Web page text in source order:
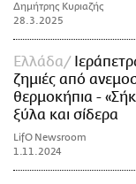
Δημήτρης Κυριαζής
28.3.2025
Ελλάδα
ζημιές από
θερμοκήπια -
ξύλα και σίδερα
LifO Newsroom
1.11.2024